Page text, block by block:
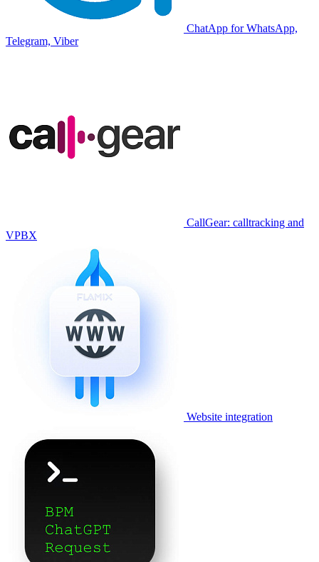
ChatApp for WhatsApp,
Telegram, Viber
CallGear: calltracking and
VPBX
Website integration